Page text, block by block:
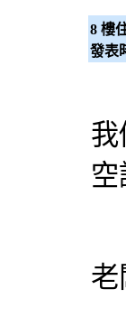
8 樓
發表
我
老